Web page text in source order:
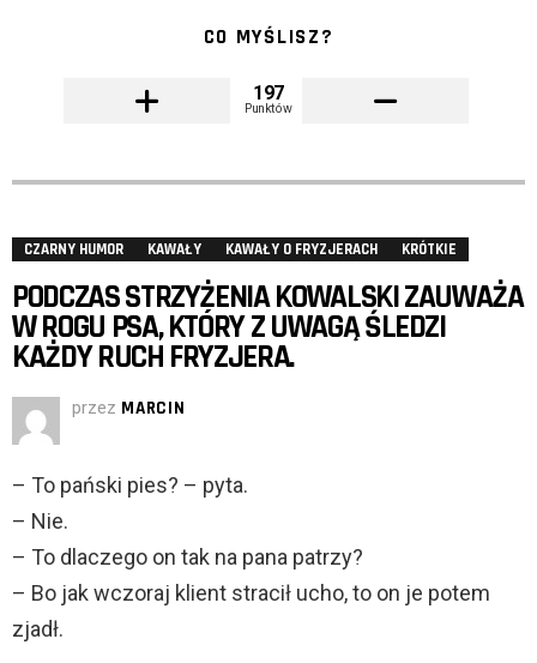
CO MYŚLISZ?
197
Punktów
CZARNY HUMOR KAWAŁY KAWAŁY O FRYZJERACH KRÓTKIE
PODCZAS STRZYŻENIA KOWALSKI ZAUWAŻA
W ROGU PSA, KTÓRY Z UWAGĄ ŚLEDZI
KAŻDY RUCH FRYZJERA.
przez MARCIN
– To pański pies? – pyta.
– Nie.
– To dlaczego on tak na pana patrzy?
– Bo jak wczoraj klient stracił ucho, to on je potem
zjadł.